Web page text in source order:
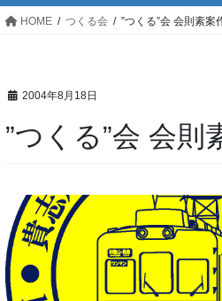
HOME つくる会 ”つくる”会 会則素案
2004年8月18日
”つくる”会 会則